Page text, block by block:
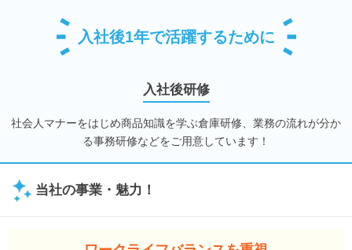
入社後1年で活躍するために
入社後研修
社会人マナーをはじめ商品知識を学ぶ倉庫研修、業務の流れが分か
る事務研修などをご用意しています！
当社の事業・魅力！